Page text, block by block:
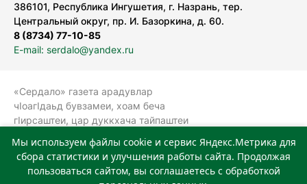
386101, Республика Ингушетия, г. Назрань, тер.
Центральный округ, пр. И. Базоркина, д. 60.
8 (8734) 77-10-85
E-mail: serdalo@yandex.ru
«Сердало» газета арадувлар
чIоагIдаьд бувзамеи, хоам беча
гIирсаштеи, цар дуккхача тайпаштеи
болхлоша (Роскомнадзор).
Реестровая запись СМИ: ЭЛ № ФС 77-
78323 от 15.05.2020 г. Учредитель:
Мы используем файлы cookie и сервис Яндекс.Метрика для
сбора статистики и улучшения работы сайта. Продолжая
пользоваться сайтом, вы соглашаетесь с обработкой